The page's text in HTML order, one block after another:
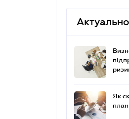
Актуально
Як
план